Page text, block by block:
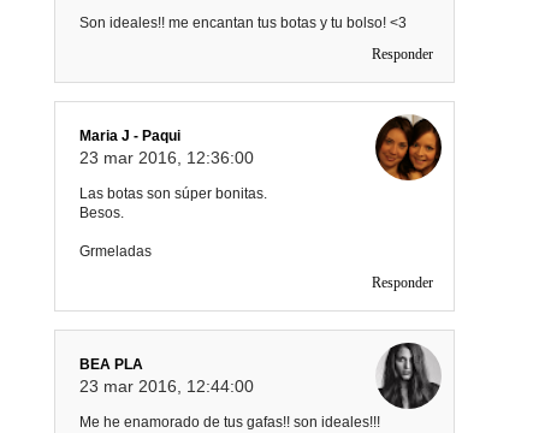
Son ideales!! me encantan tus botas y tu bolso! <3
Responder
Maria J - Paqui
23 mar 2016, 12:36:00
Las botas son súper bonitas.
Besos.
Grmeladas
Responder
BEA PLA
23 mar 2016, 12:44:00
Me he enamorado de tus gafas!! son ideales!!!